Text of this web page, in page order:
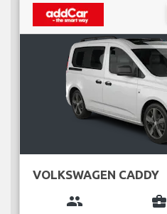
VOLKSWAGEN CADDY
group business_center